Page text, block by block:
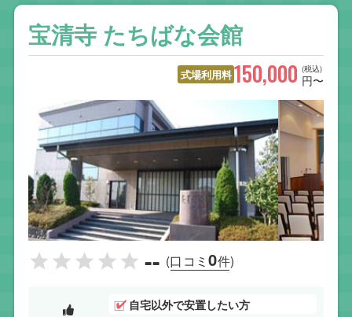
宝清寺 たちばな会館
式場利用料 (税込)
150,000 円〜
-- (口コミ0件)
自宅以外で安置したい方